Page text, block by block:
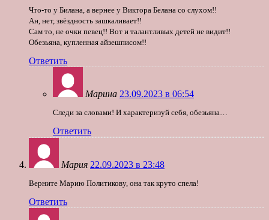
Что-то у Билана, а вернее у Виктора Белана со слухом!!
Ан, нет, звёздность зашкаливает!!
Сам то, не очки певец!! Вот и талантливых детей не видит!!
Обезьяна, купленная айзешписом!!
Ответить
Марина 23.09.2023 в 06:54
Следи за словами! И характеризуй себя, обезьяна…
Ответить
Мария 22.09.2023 в 23:48
Верните Марию Политикову, она так круто спела!
Ответить